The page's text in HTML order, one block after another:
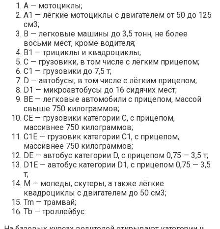
А — мотоциклы;
А1 — лёгкие мотоциклы с двигателем от 50 до 125
см3;
В — легковые машины до 3,5 тонн, не более
восьми мест, кроме водителя;
В1 — трициклы и квадроциклы;
С — грузовики, в том числе с лёгким прицепом;
С1 — грузовики до 7,5 т;
D — автобусы, в том числе с лёгким прицепом;
D1 — микроавтобусы до 16 сидячих мест;
ВЕ — легковые автомобили с прицепом, массой
свыше 750 килограммов;
СЕ — грузовики категории C, с прицепом,
массивнее 750 килограммов;
С1Е — грузовик категории C1, с прицепом,
массивнее 750 килограммов;
DЕ — автобус категории D, с прицепом 0,75 — 3,5 т;
D1Е — автобус категории D1, с прицепом 0,75 — 3,5
т;
М — мопеды, скутеры, а также лёгкие
квадроциклы с двигателем до 50 см3;
Tm — трамвай;
Tb — троллейбус.